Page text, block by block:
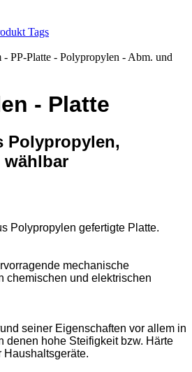
Tags
PP-Platte - Polypropylen - Abm. und
- Platte
Polypropylen,
wählbar
Polypropylen gefertigte Platte.
mechanische
chemischen und elektrischen
seiner Eigenschaften vor allem in
denen hohe Steifigkeit bzw. Härte
Haushaltsgeräte.